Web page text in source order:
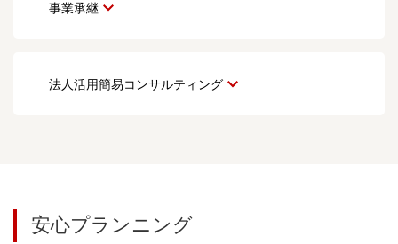
事業承継
法人活用簡易コンサルティング
安心プランニング